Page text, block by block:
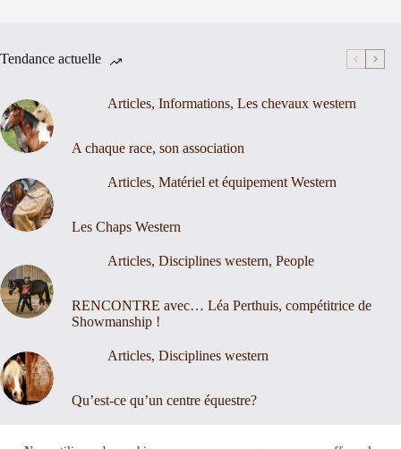
Tendance actuelle
Articles, Informations, Les chevaux western
A chaque race, son association
Articles, Matériel et équipement Western
Les Chaps Western
Articles, Disciplines western, People
RENCONTRE avec… Léa Perthuis, compétitrice de
Showmanship !
Articles, Disciplines western
Qu’est-ce qu’un centre équestre?
Nous contacter Mentions légales